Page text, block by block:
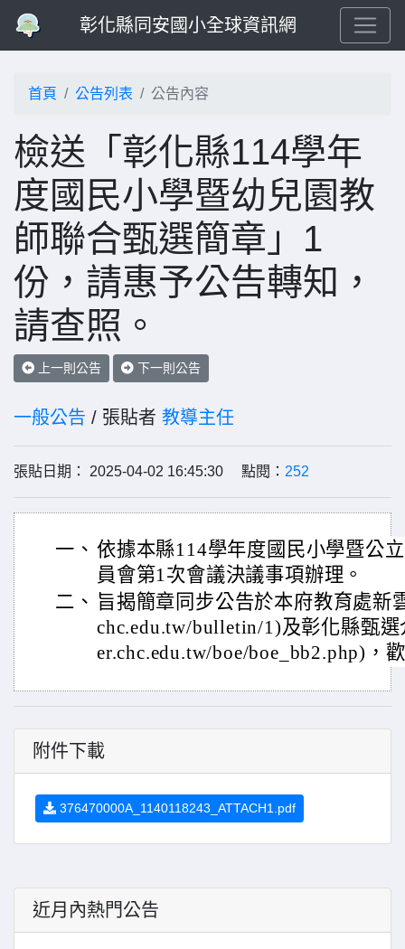
彰化縣同安國小全球資訊網
首頁 公告列表 公告內容
檢送「彰化縣114學年
度國民小學暨幼兒園教
師聯合甄選簡章」1
份，請惠予公告轉知，
請查照。
上一則公告 下一則公告
一般公告 / 張貼者 教導主任
張貼日期： 2025-04-02 16:45:30 點閱： 252
一、 依據本縣114學年度國民小學暨公
員會第1次會議決議事項辦理。
二、 旨揭簡章同步公告於本府教育處新
chc.edu.tw/bulletin/1)及彰化縣甄
er.chc.edu.tw/boe/boe_bb2.php)，
附件下載
376470000A_1140118243_ATTACH1.pdf
近月內熱門公告